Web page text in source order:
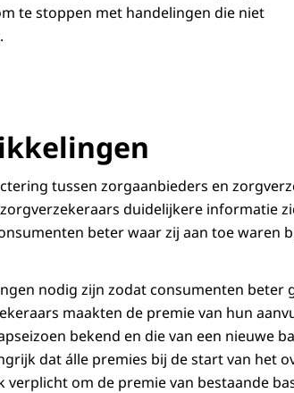
te stoppen met handelingen die niet
tussen zorgaanbieders en
duidelijkere informatie
beter waar zij aan toe waren
nodig zijn zodat consumenten beter
maakten de premie van hun
bekend en die van een nieuwe
dat álle premies bij de start van het
verplicht om de premie van bestaande